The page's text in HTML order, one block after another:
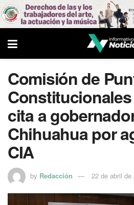
Comisión de
cita a
Chihuahua por
CIA
by Redacción 22 de abril de